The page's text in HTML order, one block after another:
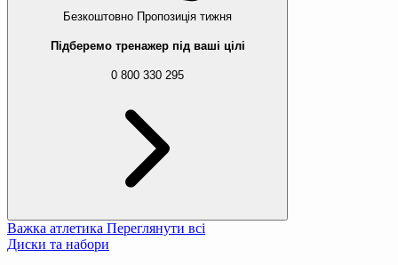
Безкоштовно Пропозиція тижня
Підберемо тренажер під ваші цілі
0 800 330 295
Важка атлетика Переглянути всі
Диски та набори